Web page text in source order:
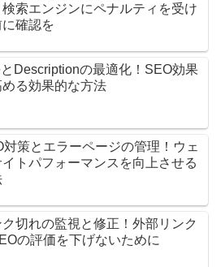
検索エンジンにペナルティを受け
に確認を
Descriptionの最適化！SEO効果
める効果的な方法
対策とエラーページの管理！ウェ
イトパフォーマンスを向上させる
ク切れの監視と修正！外部リンク
の評価を下げないために